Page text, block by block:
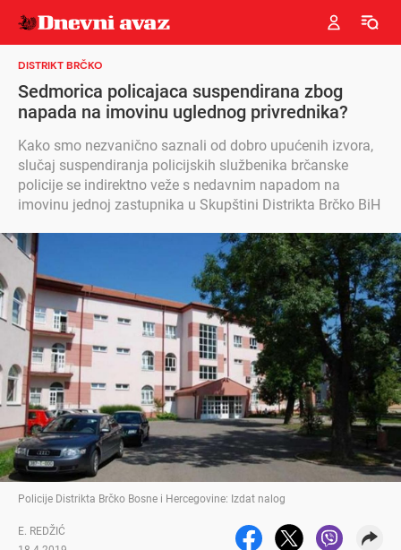
DISTRIKT BRČKO
Sedmorica policajaca suspendirana zbog
napada na imovinu uglednog privrednika?
Kako smo nezvanično saznali od dobro upućenih izvora,
slučaj suspendiranja policijskih službenika brčanske
policije se indirektno veže s nedavnim napadom na
imovinu jednoj zastupnika u Skupštini Distrikta Brčko BiH
Policije Distrikta Brčko Bosne i Hercegovine: Izdat nalog
E. REDŽIĆ